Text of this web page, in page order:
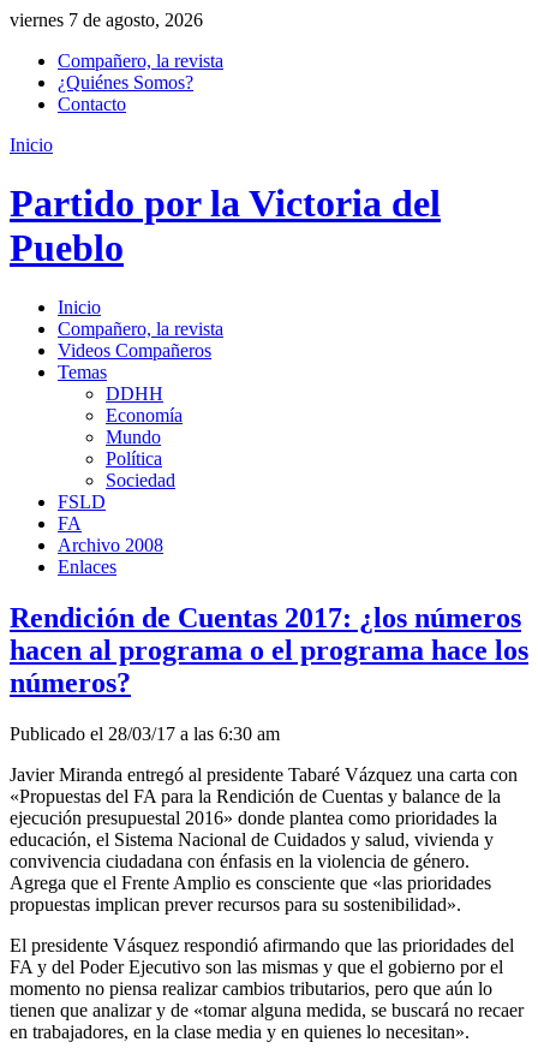
viernes 7 de agosto, 2026
Compañero, la revista
¿Quiénes Somos?
Contacto
Inicio
Partido por la Victoria del
Pueblo
Inicio
Compañero, la revista
Videos Compañeros
Temas
DDHH
Economía
Mundo
Política
Sociedad
FSLD
FA
Archivo 2008
Enlaces
Rendición de Cuentas 2017: ¿los números
hacen al programa o el programa hace los
números?
Publicado el 28/03/17 a las 6:30 am
Javier Miranda entregó al presidente Tabaré Vázquez una carta con
«Propuestas del FA para la Rendición de Cuentas y balance de la
ejecución presupuestal 2016» donde plantea como prioridades la
educación, el Sistema Nacional de Cuidados y salud, vivienda y
convivencia ciudadana con énfasis en la violencia de género.
Agrega que el Frente Amplio es consciente que «las prioridades
propuestas implican prever recursos para su sostenibilidad».
El presidente Vásquez respondió afirmando que las prioridades del
FA y del Poder Ejecutivo son las mismas y que el gobierno por el
momento no piensa realizar cambios tributarios, pero que aún lo
tienen que analizar y de «tomar alguna medida, se buscará no recaer
en trabajadores, en la clase media y en quienes lo necesitan».